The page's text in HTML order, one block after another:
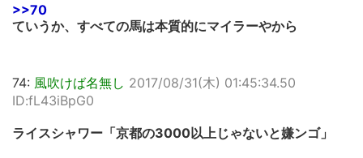
>>70
ていうか、すべての馬は本質的にマイラーやから
74: 風吹けば名無し 2017/08/31(木) 01:45:34.50
ID:fL43iBpG0
ライスシャワー「京都の3000以上じゃないと嫌ンゴ」